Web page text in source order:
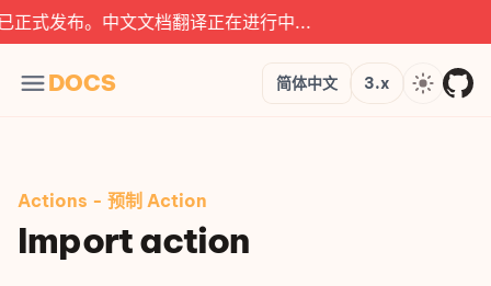
中文文档翻译正在进行中...
DOCS Languages
简体中文 Version
3.x Theme
Actions - 预制 Action
Import action